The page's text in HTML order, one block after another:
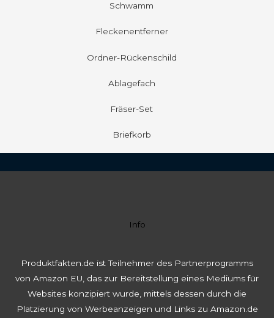
Schwamm
Fleckenentferner
Ordner-Rückenschild
Ablagefach
Fräser-Set
Briefkorb
Info
Produktfakten.de ist Teilnehmer des Partnerprogramms
von Amazon EU, das zur Bereitstellung eines Mediums für
Websites konzipiert wurde, mittels dessen durch die
Platzierung von Werbeanzeigen und Links zu Amazon.de